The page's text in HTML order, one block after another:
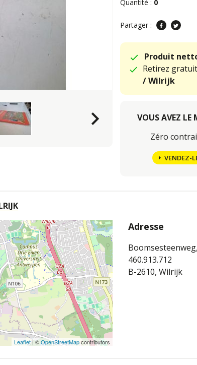
keyboard_arrow_right
Quantité : 0
Partager :
Produit
Retirez
/ Wilrijk
VOUS AVEZ LE
Zéro
VENDEZ-
Leaflet| ©OpenStreetMapcontributors
Adresse
460.913.712
B-2610, Wilrijk